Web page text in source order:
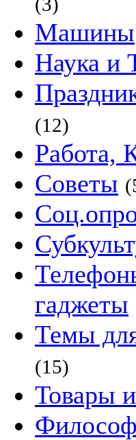
Машины
Наука и
(12)
Работа,
Советы
гаджеты
Темы
(15)
Товары